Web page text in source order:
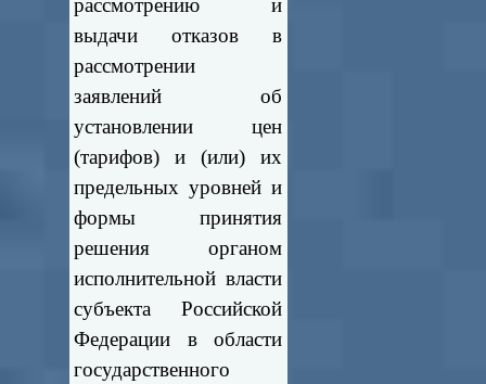
рассмотрению и
выдачи отказов в
рассмотрении
заявлений об
установлении цен
(тарифов) и (или) их
предельных уровней и
формы принятия
решения органом
исполнительной власти
субъекта Российской
Федерации в области
государственного